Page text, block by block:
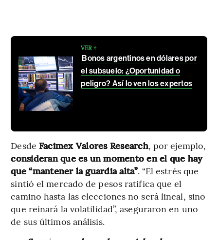
VER +
Bonos argentinos en dólares por
el subsuelo: ¿Oportunidad o
peligro? Así lo ven los expertos
Desde Facimex Valores Research, por ejemplo,
consideran que es un momento en el que hay
que “mantener la guardia alta”. “El estrés que
sintió el mercado de pesos ratifica que el
camino hasta las elecciones no será lineal, sino
que reinará la volatilidad”, aseguraron en uno
de sus últimos análisis.